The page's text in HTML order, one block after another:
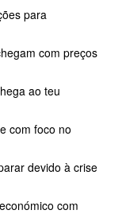
para
com preços
ao teu
com foco no
devido à crise
com